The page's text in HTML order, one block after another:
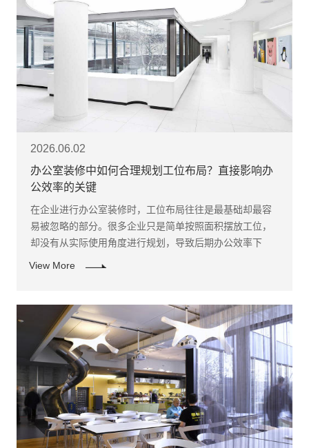
2026.06.02
办公室装修中如何合理规划工位布局？直接影响办
公效率的关键
​在企业进行办公室装修时，工位布局往往是最基础却最容
易被忽略的部分。很多企业只是简单按照面积摆放工位，
却没有从实际使用角度进行规划，导致后期办公效率下
View More